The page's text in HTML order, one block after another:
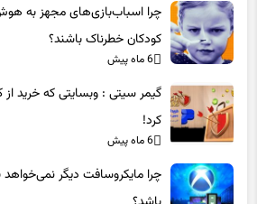
کودکان خطرناک باشند؟
گیمر سیتی : وبسایتی که خرید از
کرد!
چرا مایکروسافت دیگر
باشد؟
6 ماه پیش